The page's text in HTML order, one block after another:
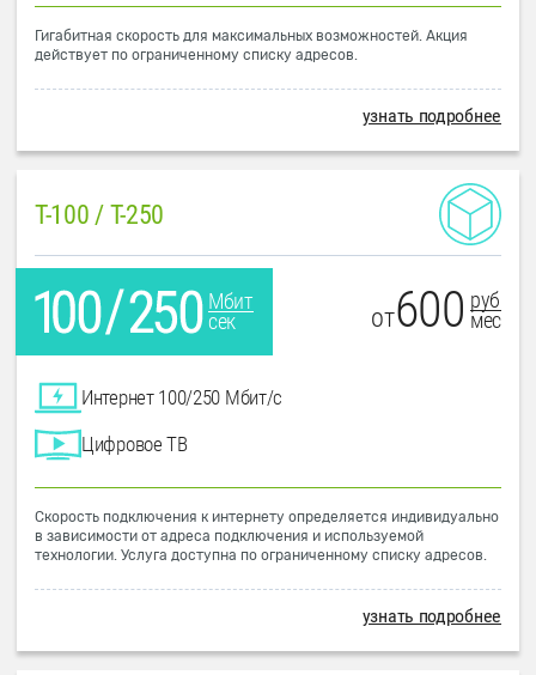
Гигабитная скорость для максимальных возможностей. Акция
действует по ограниченному списку адресов.
узнать подробнее
T-100 / T-250
Мбит
сек
от600 руб
мес
Интернет 100/250 Мбит/с
Цифровое ТВ
Скорость подключения к интернету определяется индивидуально
в зависимости от адреса подключения и используемой
технологии. Услуга доступна по ограниченному списку адресов.
узнать подробнее